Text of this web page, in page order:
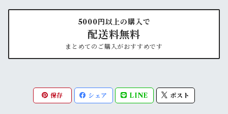
5000円以上の購入で
配送料無料
まとめてのご購入がおすすめです
保存 シェア LINE ポスト